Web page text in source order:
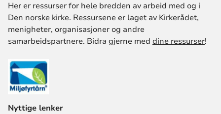
Her er ressurser for hele bredden av arbeid med og i
Den norske kirke. Ressursene er laget av Kirkerådet,
menigheter, organisasjoner og andre
samarbeidspartnere. Bidra gjerne med dine ressurser!
Nyttige lenker